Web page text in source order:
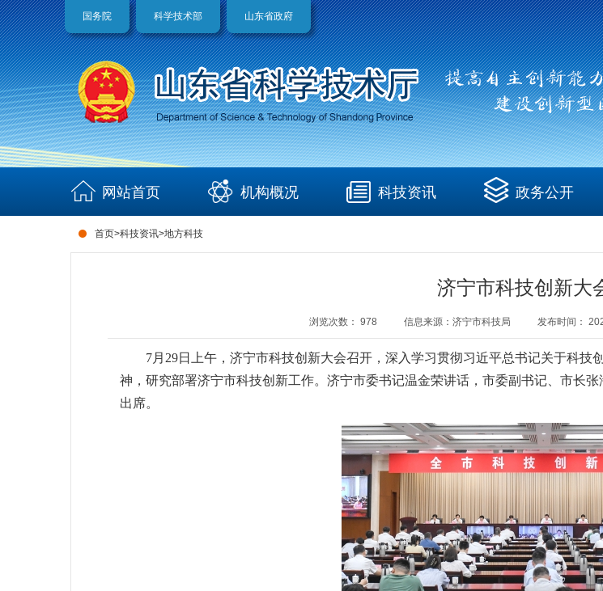
国务院 科学技术部 山东省政府
网站首页 机构概况 科技资讯 政务公开
首页>科技资讯>地方科技
济宁市科技创新大
浏览次数： 978 信息来源： 济宁市科技局 发布时间：
7月29日上午，济宁市科技创新大会召开，深入学习贯彻习近平总书记关于科
神，研究部署济宁市科技创新工作。济宁市委书记温金荣讲话，市委副书记、市长
出席。